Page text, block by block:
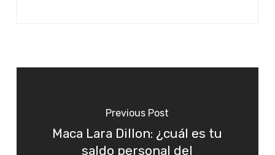
Previous Post
Maca Lara Dillon: ¿cuál es tu
saldo personal del